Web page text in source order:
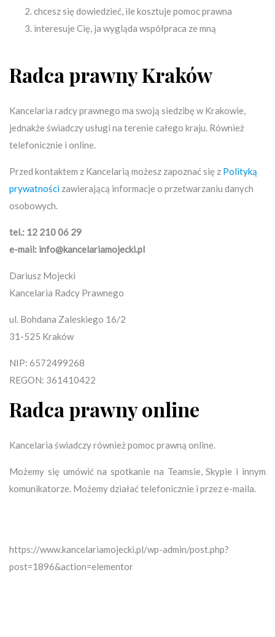
chcesz się dowiedzieć, ile kosztuje pomoc prawna
interesuje Cię, ja wygląda współpraca ze mną
Radca prawny Kraków
Kancelaria radcy prawnego ma swoją siedzibę w Krakowie,
jednakże świadczy usługi na terenie całego kraju. Również
telefonicznie i online.
Przed kontaktem z Kancelarią możesz zapoznać się z Polityką
prywatności zawierającą informacje o przetwarzaniu danych
osobowych.
tel.: 12 210 06 29
e-mail: info@kancelariamojecki.pl
Dariusz Mojecki
Kancelaria Radcy Prawnego
ul. Bohdana Zaleskiego 16/2
31-525 Kraków
NIP: 6572499268
REGON: 361410422
Radca prawny online
Kancelaria świadczy również pomoc prawną online.
Możemy się umówić na spotkanie na Teamsie, Skypie i innym
komunikatorze. Możemy działać telefonicznie i przez e-maila.
https://www.kancelariamojecki.pl/wp-admin/post.php?
post=1896&action=elementor